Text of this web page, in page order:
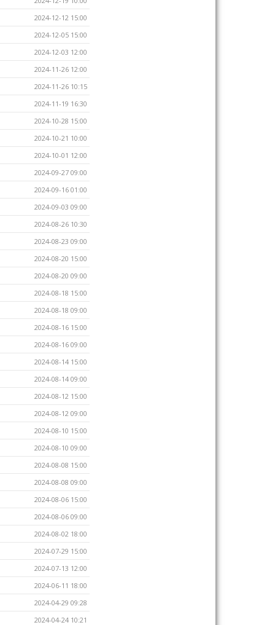
2024-12-12 15:00
2024-12-05 15:00
2024-12-03 12:00
2024-11-26 12:00
2024-11-26 10:15
2024-11-19 16:30
2024-10-28 15:00
2024-10-21 10:00
2024-10-01 12:00
2024-09-27 09:00
2024-09-16 01:00
2024-09-03 09:00
2024-08-26 10:30
2024-08-23 09:00
2024-08-20 15:00
2024-08-20 09:00
2024-08-18 15:00
2024-08-18 09:00
2024-08-16 15:00
2024-08-16 09:00
2024-08-14 15:00
2024-08-14 09:00
2024-08-12 15:00
2024-08-12 09:00
2024-08-10 15:00
2024-08-10 09:00
2024-08-08 15:00
2024-08-08 09:00
2024-08-06 15:00
2024-08-06 09:00
2024-08-02 18:00
2024-07-29 15:00
2024-07-13 12:00
2024-06-11 18:00
2024-04-29 09:28
2024-04-24 10:21